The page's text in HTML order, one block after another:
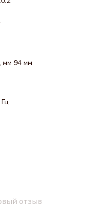
мм 94 мм
отзыв